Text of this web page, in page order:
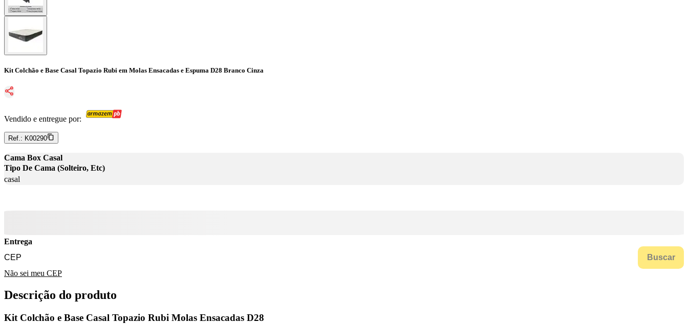
Kit Colchão e Base Casal Topazio Rubi em Molas Ensacadas e Espuma D28 Branco Cinza
Vendido e entregue por:
Ref.: K00290
Cama Box Casal
Tipo De Cama (Solteiro, Etc)
casal
Entrega
Buscar
Não sei meu CEP
Descrição do produto
Kit Colchão e Base Casal Topazio Rubi Molas Ensacadas D28